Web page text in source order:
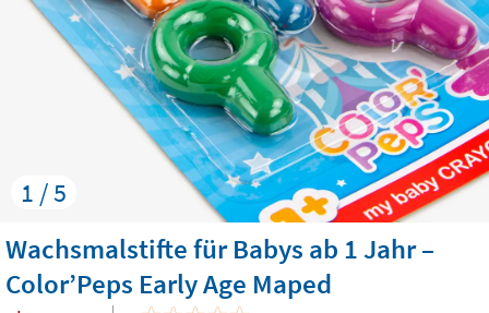
1 / 5
Wachsmalstifte für Babys ab 1 Jahr –
Color’Peps Early Age Maped